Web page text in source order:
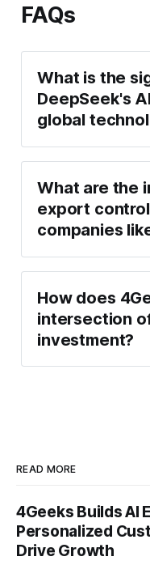
FAQs
What is the
DeepSeek's
global
What are the
export
companies
How does
intersection
investment?
READ MORE
4Geeks Builds AI
Personalized
Drive Growth